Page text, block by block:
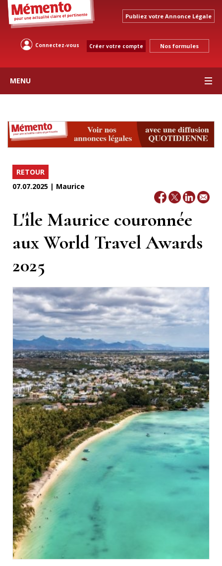
Publiez votre Annonce Légale
Connectez-vous Créer votre compte Nos formules
MENU
RETOUR
07.07.2025 | Maurice
L'île Maurice couronnée
aux World Travel Awards
2025